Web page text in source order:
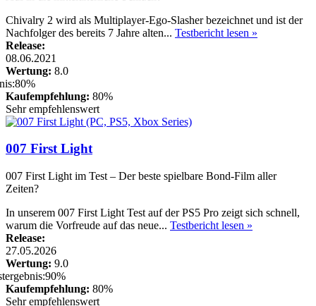
Chivalry 2 wird als Multiplayer-Ego-Slasher bezeichnet und ist der
Nachfolger des bereits 7 Jahre alten... Testbericht lesen »
Release:
08.06.2021
Wertung: 8.0
Kaufempfehlung: 80%
Sehr empfehlenswert
007 First Light
007 First Light im Test – Der beste spielbare Bond-Film aller
Zeiten?
In unserem 007 First Light Test auf der PS5 Pro zeigt sich schnell,
warum die Vorfreude auf das neue... Testbericht lesen »
Release:
27.05.2026
Wertung: 9.0
Kaufempfehlung: 80%
Sehr empfehlenswert